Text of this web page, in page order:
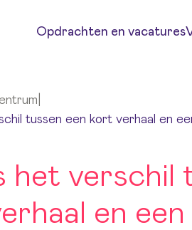
Opdrachten en vacatures
tussen een kort verhaal en
het verschil
en een